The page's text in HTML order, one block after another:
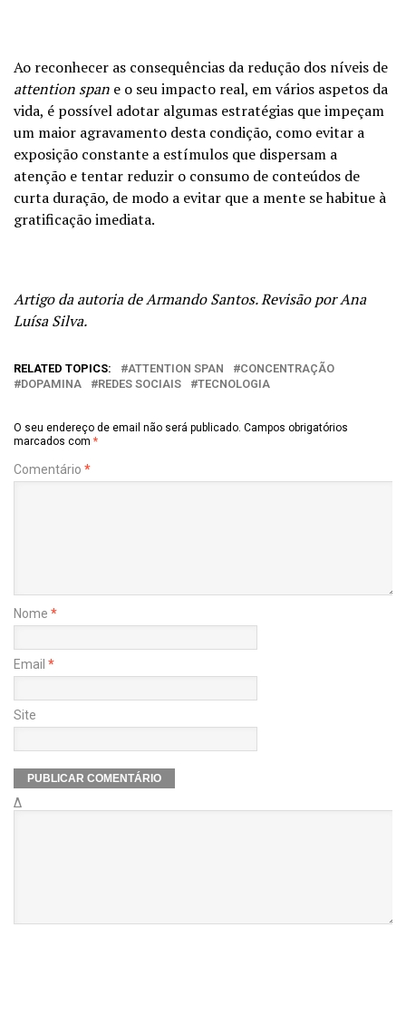
Ao reconhecer as consequências da redução dos níveis de
attention span e o seu impacto real, em vários aspetos da
vida, é possível adotar algumas estratégias que impeçam
um maior agravamento desta condição, como evitar a
exposição constante a estímulos que dispersam a
atenção e tentar reduzir o consumo de conteúdos de
curta duração, de modo a evitar que a mente se habitue à
gratificação imediata.
Artigo da autoria de Armando Santos. Revisão por Ana
Luísa Silva.
RELATED TOPICS: ATTENTION SPAN
CONCENTRAÇÃO
DOPAMINA
REDES SOCIAIS TECNOLOGIA
O seu endereço de email não será publicado. Campos obrigatórios
marcados com *
Comentário *
Nome *
Email *
Site
Δ